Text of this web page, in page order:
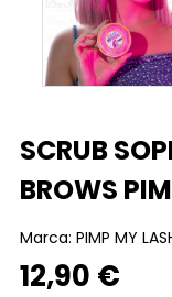
SCRUB
BROWS
Marca: PIMP MY
12,90 €